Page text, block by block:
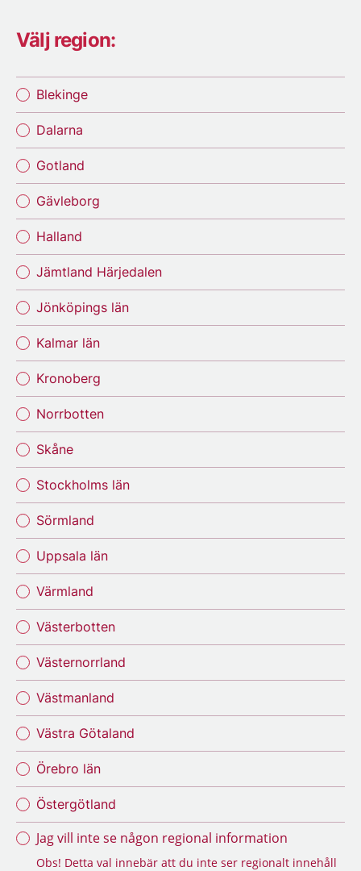
Välj region:
Blekinge
Dalarna
Gotland
Gävleborg
Halland
Jämtland Härjedalen
Jönköpings län
Kalmar län
Kronoberg
Norrbotten
Skåne
Stockholms län
Sörmland
Uppsala län
Värmland
Västerbotten
Västernorrland
Västmanland
Västra Götaland
Örebro län
Östergötland
Jag vill inte se någon regional information
Obs! Detta val innebär att du inte ser regionalt innehåll